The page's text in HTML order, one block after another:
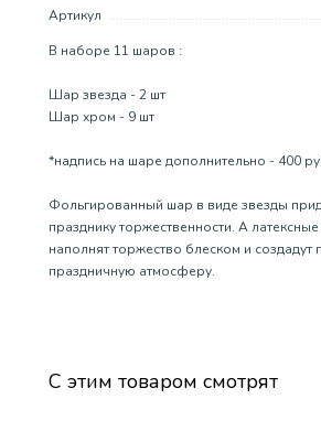
Артикул
В наборе 11 шаров :
Шар звезда - 2 шт
Шар хром - 9 шт
*надпись на шаре дополнительно - 400
Фольгированный шар в виде звезды
празднику торжественности. А
наполнят торжество блеском и
праздничную атмосферу.
С этим товаром смотрят